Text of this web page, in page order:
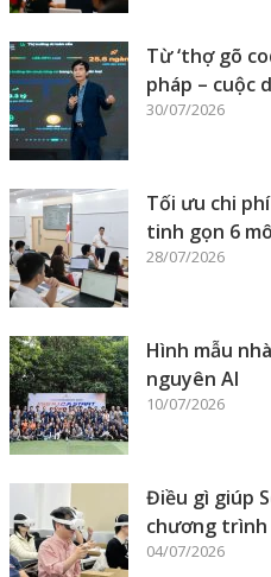
Từ ‘thợ gõ
pháp – cuộc
30/07/2026
Tối ưu chi
tinh gọn 6
28/07/2026
Hình mẫu
nguyên AI
10/07/2026
Điều gì giúp
chương trình
04/07/2026